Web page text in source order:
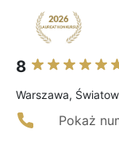
8
Warszawa,
Pokaż